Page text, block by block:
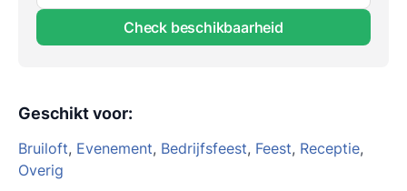
Check beschikbaarheid
Geschikt voor:
Bruiloft, Evenement, Bedrijfsfeest, Feest, Receptie,
Overig